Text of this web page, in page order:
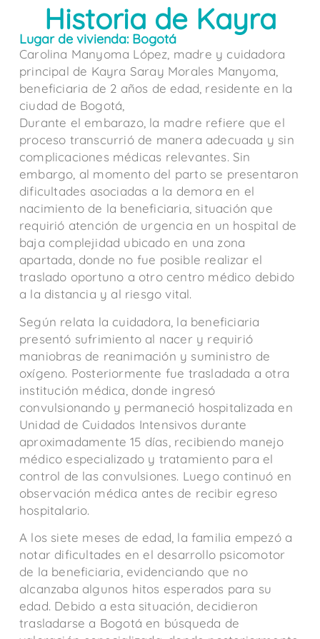
Historia de Kayra
Lugar de vivienda: Bogotá
Carolina Manyoma López, madre y cuidadora
principal de Kayra Saray Morales Manyoma,
beneficiaria de 2 años de edad, residente en la
ciudad de Bogotá,
Durante el embarazo, la madre refiere que el
proceso transcurrió de manera adecuada y sin
complicaciones médicas relevantes. Sin
embargo, al momento del parto se presentaron
dificultades asociadas a la demora en el
nacimiento de la beneficiaria, situación que
requirió atención de urgencia en un hospital de
baja complejidad ubicado en una zona
apartada, donde no fue posible realizar el
traslado oportuno a otro centro médico debido
a la distancia y al riesgo vital.
Según relata la cuidadora, la beneficiaria
presentó sufrimiento al nacer y requirió
maniobras de reanimación y suministro de
oxígeno. Posteriormente fue trasladada a otra
institución médica, donde ingresó
convulsionando y permaneció hospitalizada en
Unidad de Cuidados Intensivos durante
aproximadamente 15 días, recibiendo manejo
médico especializado y tratamiento para el
control de las convulsiones. Luego continuó en
observación médica antes de recibir egreso
hospitalario.
A los siete meses de edad, la familia empezó a
notar dificultades en el desarrollo psicomotor
de la beneficiaria, evidenciando que no
alcanzaba algunos hitos esperados para su
edad. Debido a esta situación, decidieron
trasladarse a Bogotá en búsqueda de